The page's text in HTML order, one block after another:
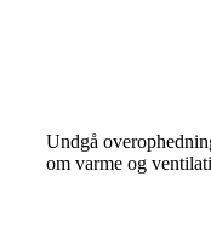
Undgå
om varme og